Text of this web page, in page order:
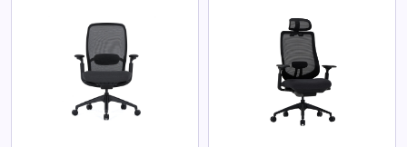
COLAMY ATLAS-01 Exekutive
Ergonomischer Bürostuhl
View All Colamy Deals